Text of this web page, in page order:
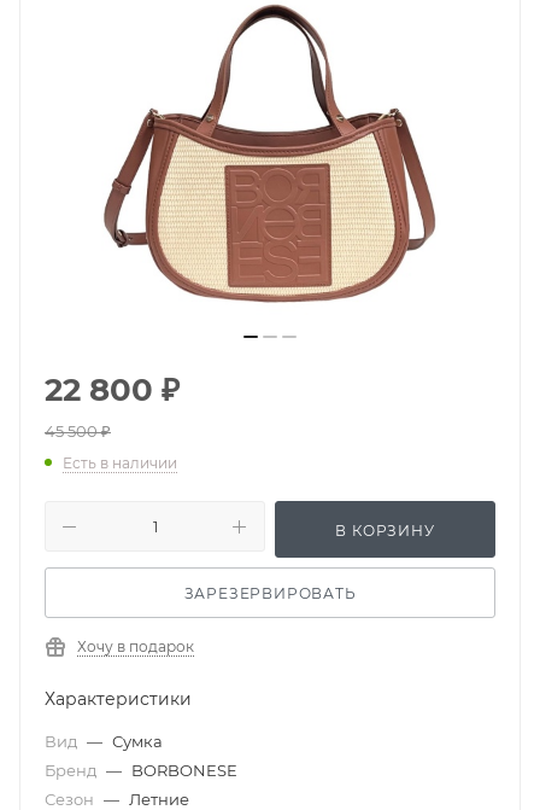
22 800 ₽
45 500₽
Есть в наличии
В КОРЗИНУ
ЗАРЕЗЕРВИРОВАТЬ
Хочу в подарок
Характеристики
Вид — Сумка
Бренд — BORBONESE
Сезон — Летние